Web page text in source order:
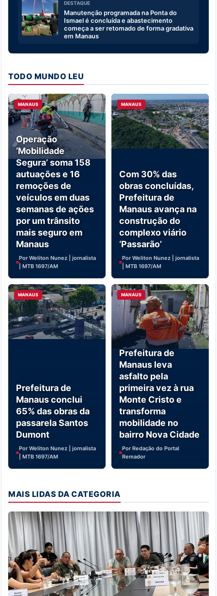
DESTAQUE
Manutenção programada na Ponta do
Ismael é concluída e abastecimento
começa a ser retomado de forma gradativa
em Manaus
TODO MUNDO LEU
MANAUS
Operação
‘Mobilidade
Segura’ soma 158
autuações e 16
remoções de
veículos em duas
semanas de ações
por um trânsito
mais seguro em
Manaus
Por Weliton Nunez | jornalista
| MTB 1697/AM
MANAUS
Com 30% das
obras concluídas,
Prefeitura de
Manaus avança na
construção do
complexo viário
‘Passarão’
Por Weliton Nunez | jornalista
| MTB 1697/AM
MANAUS
Prefeitura de
Manaus conclui
65% das obras da
passarela Santos
Dumont
Por Weliton Nunez | jornalista
| MTB 1697/AM
MANAUS
Prefeitura de
Manaus leva
asfalto pela
primeira vez à rua
Monte Cristo e
transforma
mobilidade no
bairro Nova Cidade
Por Redação do Portal
Remador
MAIS LIDAS DA CATEGORIA